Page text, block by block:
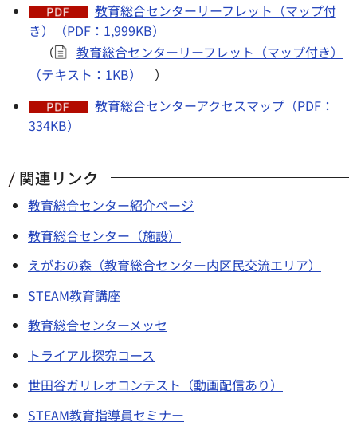
教育総合センターリーフレット（マップ付
き）（PDF：1,999KB）
（
教育総合センターリーフレット（マップ付き）
（テキスト：1KB）
）
教育総合センターアクセスマップ（PDF：
334KB）
関連リンク
教育総合センター紹介ページ
教育総合センター（施設）
えがおの森（教育総合センター内区民交流エリア）
STEAM教育講座
教育総合センターメッセ
トライアル探究コース
世田谷ガリレオコンテスト（動画配信あり）
STEAM教育指導員セミナー